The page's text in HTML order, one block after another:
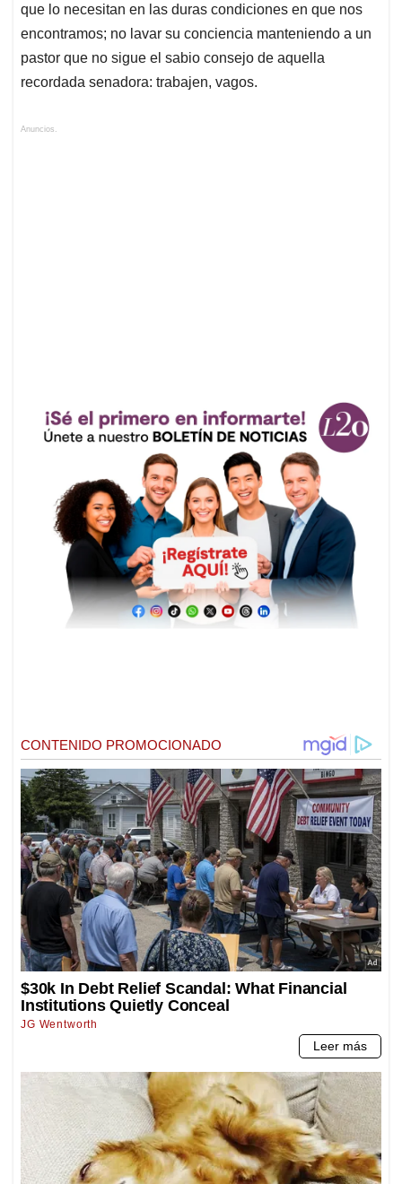
que lo necesitan en las duras condiciones en que nos
encontramos; no lavar su conciencia manteniendo a un
pastor que no sigue el sabio consejo de aquella
recordada senadora: trabajen, vagos.
Anuncios.